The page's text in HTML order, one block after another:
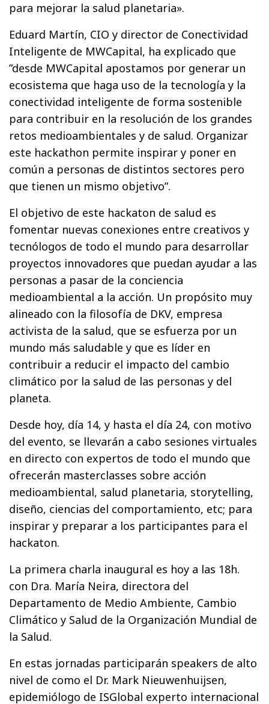
para mejorar la salud planetaria».
Eduard Martín, CIO y director de Conectividad
Inteligente de MWCapital, ha explicado que
”desde MWCapital apostamos por generar un
ecosistema que haga uso de la tecnología y la
conectividad inteligente de forma sostenible
para contribuir en la resolución de los grandes
retos medioambientales y de salud. Organizar
este hackathon permite inspirar y poner en
común a personas de distintos sectores pero
que tienen un mismo objetivo”.
El objetivo de este hackaton de salud es
fomentar nuevas conexiones entre creativos y
tecnólogos de todo el mundo para desarrollar
proyectos innovadores que puedan ayudar a las
personas a pasar de la conciencia
medioambiental a la acción. Un propósito muy
alineado con la filosofía de DKV, empresa
activista de la salud, que se esfuerza por un
mundo más saludable y que es líder en
contribuir a reducir el impacto del cambio
climático por la salud de las personas y del
planeta.
Desde hoy, día 14, y hasta el día 24, con motivo
del evento, se llevarán a cabo sesiones virtuales
en directo con expertos de todo el mundo que
ofrecerán masterclasses sobre acción
medioambiental, salud planetaria, storytelling,
diseño, ciencias del comportamiento, etc; para
inspirar y preparar a los participantes para el
hackaton.
La primera charla inaugural es hoy a las 18h.
con Dra. María Neira, directora del
Departamento de Medio Ambiente, Cambio
Climático y Salud de la Organización Mundial de
la Salud.
En estas jornadas participarán speakers de alto
nivel de como el Dr. Mark Nieuwenhuijsen,
epidemiólogo de ISGlobal experto internacional